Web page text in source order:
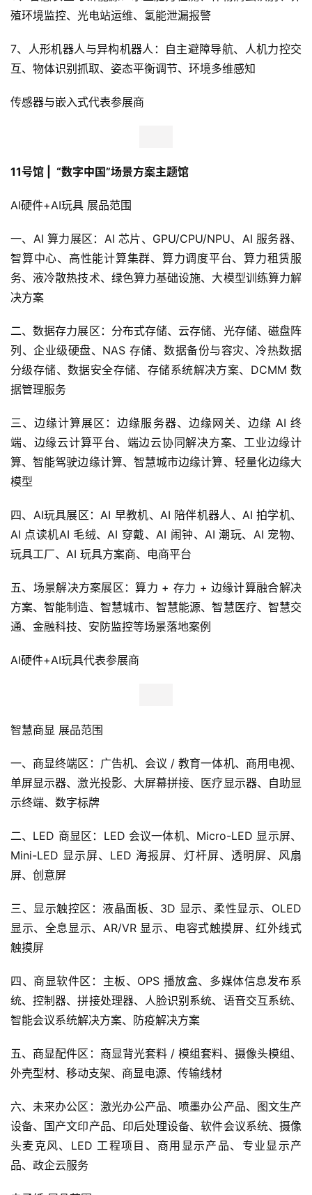
新
业
观
投
人
工
智
汽
车
&
行
行
业
讯
殖环境监控、光电站运维、氢能泄漏报警
7、人形机器人与异构机器人：自主避障导航、人机力控交
互、物体识别抓取、姿态平衡调节、环境多维感知
传感器与嵌入式代表参展商
11号馆 |  “数字中国”场景方案主题馆
AI硬件+AI玩具 展品范围
一、AI 算力展区：AI 芯片、GPU/CPU/NPU、AI 服务器、
智算中心、高性能计算集群、算力调度平台、算力租赁服
务、液冷散热技术、绿色算力基础设施、大模型训练算力解
决方案
二、数据存力展区：分布式存储、云存储、光存储、磁盘阵
列、企业级硬盘、NAS 存储、数据备份与容灾、冷热数据
分级存储、数据安全存储、存储系统解决方案、DCMM 数
据管理服务
三、边缘计算展区：边缘服务器、边缘网关、边缘 AI 终
端、边缘云计算平台、端边云协同解决方案、工业边缘计
算、智能驾驶边缘计算、智慧城市边缘计算、轻量化边缘大
模型
四、AI玩具展区：AI 早教机、AI 陪伴机器人、AI 拍学机、
AI 点读机AI 毛绒、AI 穿戴、AI 闹钟、AI 潮玩、AI 宠物、
玩具工厂、AI 玩具方案商、电商平台
五、场景解决方案展区：算力 + 存力 + 边缘计算融合解决
方案、智能制造、智慧城市、智慧能源、智慧医疗、智慧交
通、金融科技、安防监控等场景落地案例
AI硬件+AI玩具代表参展商
智慧商显 展品范围
一、商显终端区：广告机、会议 / 教育一体机、商用电视、
单屏显示器、激光投影、大屏幕拼接、医疗显示器、自助显
示终端、数字标牌
二、LED 商显区：LED 会议一体机、Micro-LED 显示屏、
Mini-LED 显示屏、LED 海报屏、灯杆屏、透明屏、风扇
屏、创意屏
三、显示触控区：液晶面板、3D 显示、柔性显示、OLED
显示、全息显示、AR/VR 显示、电容式触摸屏、红外线式
触摸屏
四、商显软件区：主板、OPS 播放盒、多媒体信息发布系
统、控制器、拼接处理器、人脸识别系统、语音交互系统、
智能会议系统解决方案、防疫解决方案
五、商显配件区：商显背光套料 / 模组套料、摄像头模组、
外壳型材、移动支架、商显电源、传输线材
六、未来办公区：激光办公产品、喷墨办公产品、图文生产
设备、国产文印产品、印后处理设备、软件会议系统、摄像
头麦克风、LED 工程项目、商用显示产品、专业显示产
品、政企云服务